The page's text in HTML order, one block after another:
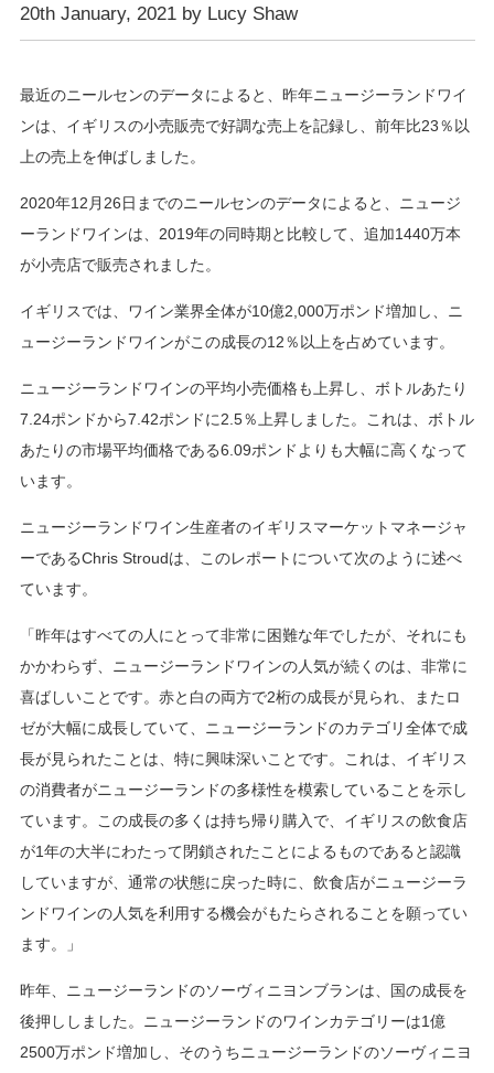
20th January, 2021 by Lucy Shaw
最近のニールセンのデータによると、昨年ニュージーランドワイ
ンは、イギリスの小売販売で好調な売上を記録し、前年比23％以
上の売上を伸ばしました。
2020年12月26日までのニールセンのデータによると、ニュージ
ーランドワインは、2019年の同時期と比較して、追加1440万本
が小売店で販売されました。
イギリスでは、ワイン業界全体が10億2,000万ポンド増加し、ニ
ュージーランドワインがこの成長の12％以上を占めています。
ニュージーランドワインの平均小売価格も上昇し、ボトルあたり
7.24ポンドから7.42ポンドに2.5％上昇しました。これは、ボトル
あたりの市場平均価格である6.09ポンドよりも大幅に高くなって
います。
ニュージーランドワイン生産者のイギリスマーケットマネージャ
ーであるChris Stroudは、このレポートについて次のように述べ
ています。
「昨年はすべての人にとって非常に困難な年でしたが、それにも
かかわらず、ニュージーランドワインの人気が続くのは、非常に
喜ばしいことです。赤と白の両方で2桁の成長が見られ、またロ
ゼが大幅に成長していて、ニュージーランドのカテゴリ全体で成
長が見られたことは、特に興味深いことです。これは、イギリス
の消費者がニュージーランドの多様性を模索していることを示し
ています。この成長の多くは持ち帰り購入で、イギリスの飲食店
が1年の大半にわたって閉鎖されたことによるものであると認識
していますが、通常の状態に戻った時に、飲食店がニュージーラ
ンドワインの人気を利用する機会がもたらされることを願ってい
ます。」
昨年、ニュージーランドのソーヴィニヨンブランは、国の成長を
後押ししました。ニュージーランドのワインカテゴリーは1億
2500万ポンド増加し、そのうちニュージーランドのソーヴィニヨ